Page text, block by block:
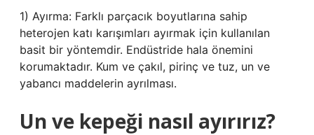
1) Ayırma: Farklı parçacık boyutlarına sahip
heterojen katı karışımları ayırmak için kullanılan
basit bir yöntemdir. Endüstride hala önemini
korumaktadır. Kum ve çakıl, pirinç ve tuz, un ve
yabancı maddelerin ayrılması.
Un ve kepeği nasıl ayırırız?